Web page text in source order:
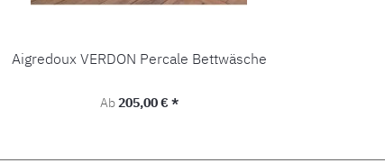
Aigredoux VERDON Percale Bettwäsche
Regulärer Preis:
Ab205,00 € *